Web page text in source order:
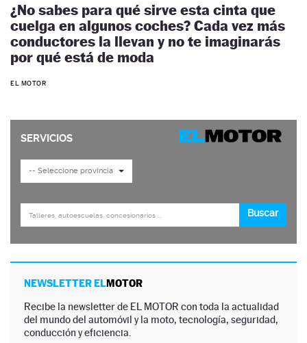
¿No sabes para qué sirve esta cinta que
cuelga en algunos coches? Cada vez más
conductores la llevan y no te imaginarás
por qué está de moda
EL MOTOR
NEWSLETTER ELMOTOR
Recibe la newsletter de EL MOTOR con toda la actualidad
del mundo del automóvil y la moto, tecnología, seguridad,
conducción y eficiencia.